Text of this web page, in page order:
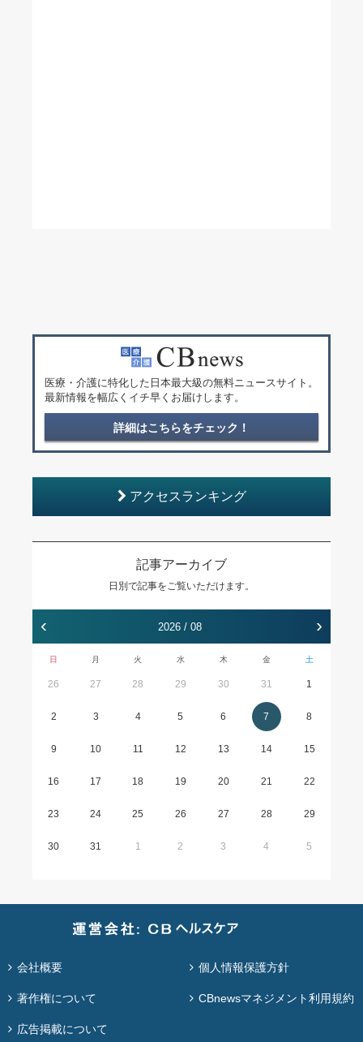
医療・介護に特化した日本最大級の無料ニュースサイト。
最新情報を幅広くイチ早くお届けします。
詳細はこちらをチェック！
アクセスランキング
記事アーカイブ
日別で記事をご覧いただけます。
‹ 2026 / 08 ›
日 月 火 水 木 金 土
26 27 28 29 30 31 1
2 3 4 5 6 7 8
9 10 11 12 13 14 15
16 17 18 19 20 21 22
23 24 25 26 27 28 29
30 31 1 2 3 4 5
会社概要 個人情報保護方針
著作権について CBnewsマネジメント利用規約
広告掲載について